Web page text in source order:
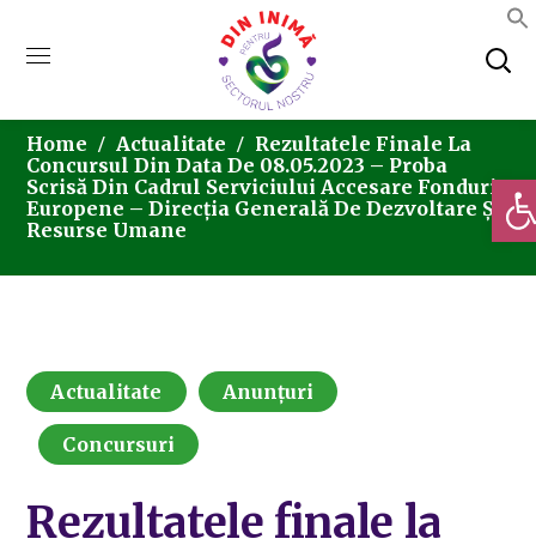
Home Actualitate
Rezultatele Finale La
Concursul Din Data De 08.05.2023 – Proba
Scrisă Din Cadrul Serviciului Accesare Fonduri
Europene – Direcția Generală De Dezvoltare Și
Resurse Umane
Actualitate Anunțuri
Concursuri
Rezultatele finale la